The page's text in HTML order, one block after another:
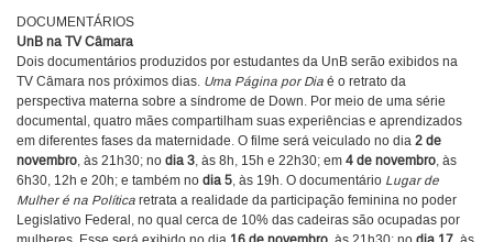
DOCUMENTÁRIOS
UnB na TV Câmara
Dois documentários produzidos por estudantes da UnB serão exibidos na
TV Câmara nos próximos dias. Uma Página por Dia é o retrato da
perspectiva materna sobre a síndrome de Down. Por meio de uma série
documental, quatro mães compartilham suas experiências e aprendizados
em diferentes fases da maternidade. O filme será veiculado no dia 2 de
novembro, às 21h30; no dia 3, às 8h, 15h e 22h30; em 4 de novembro, às
6h30, 12h e 20h; e também no dia 5, às 19h. O documentário Lugar de
Mulher é na Política retrata a realidade da participação feminina no poder
Legislativo Federal, no qual cerca de 10% das cadeiras são ocupadas por